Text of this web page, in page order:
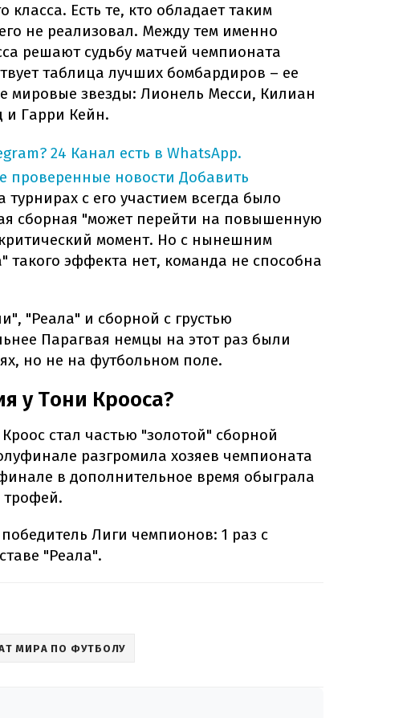
класса. Есть те, кто обладает таким
не реализовал. Между тем именно
решают судьбу матчей чемпионата
таблица лучших бомбардиров – ее
мировые звезды: Лионель Месси, Килиан
и Гарри Кейн.
24 Канал есть в WhatsApp.
проверенные новости Добавить
с его участием всегда было
сборная "может перейти на повышенную
момент. Но с нынешним
такого эффекта нет, команда не способна
"Реала" и сборной с грустью
Парагвая немцы на этот раз были
но не на футбольном поле.
у Тони Крооса?
стал частью "золотой" сборной
разгромила хозяев чемпионата
в дополнительное время обыграла
трофей.
Лиги чемпионов: 1 раз с
"Реала".
МИРА ПО ФУТБОЛУ